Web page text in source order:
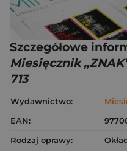
Szczegółowe
Miesięcznik
713
Wydawnictwo:
EAN:
Rodzaj oprawy: